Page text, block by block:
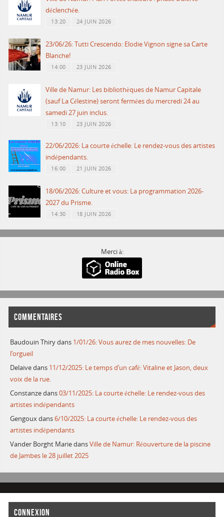
déclenchée.
13:20 24 JUIN 2026
23/06/26: Tutti Crescendo: Elodie Vignon signe sa Carte
Blanche!
14:00 23 JUIN 2026
Ville de Namur: Les bibliothèques de Namur Capitale
(sauf La Célestine) seront fermées du mercredi 24 au
samedi 27 juin inclus.
13:10 23 JUIN 2026
22/06/2026: La courte échelle: Le rendez-vous des artistes
indépendants.
16:00 21 JUIN 2026
18/06/2026: Culture et vous: La programmation 2026-
2027 du Prisme.
14:30 18 JUIN 2026
Merci à:
COMMENTAIRES
Baudouin Thirydans 1/01/26: Vous aurez de mes nouvelles: De
l’orgueil
Delaivedans 11/12/2025: Le temps d’un café: Vitaline et Jason, deux
voix de la rue.
Constanzedans03/11/2025: La courte échelle: Le rendez-vous des
artistes indépendants
Gengouxdans6/10/2025: La courte échelle: Le rendez-vous des
artistes indépendants
Vander Borght MariedansVille de Namur: Réouverture de la piscine
de Jambes le 28 juillet 2025
CONNEXION